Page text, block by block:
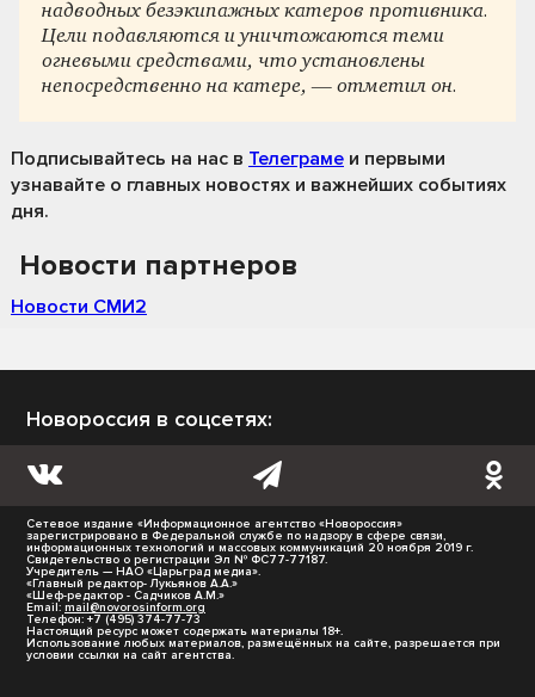
надводных безэкипажных катеров противника.
Цели подавляются и уничтожаются теми
огневыми средствами, что установлены
непосредственно на катере, — отметил он.
Подписывайтесь на нас в Телеграме и первыми
узнавайте о главных новостях и важнейших событиях
дня.
Новости партнеров
Новости СМИ2
Новороссия в соцсетях:
Сетевое издание «Информационное агентство «Новороссия»
зарегистрировано в Федеральной службе по надзору в сфере связи,
информационных технологий и массовых коммуникаций 20 ноября 2019 г.
Свидетельство о регистрации Эл № ФС77-77187.
Учредитель — НАО «Царьград медиа».
«Главный редактор- Лукьянов А.А.»
«Шеф-редактор - Садчиков А.М.»
Email: mail@novorosinform.org
Телефон: +7 (495) 374-77-73
Настоящий ресурс может содержать материалы 18+.
Использование любых материалов, размещённых на сайте, разрешается при
условии ссылки на сайт агентства.